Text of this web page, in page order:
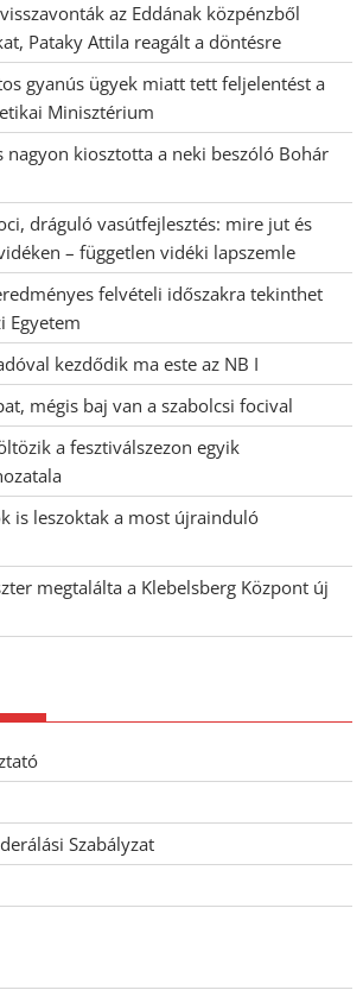
az Eddának közpénzből
Pataky Attila reagált a döntésre
gyanús ügyek miatt tett feljelentést a
Minisztérium
nagyon kiosztotta a neki beszóló Bohár
dráguló vasútfejlesztés: mire jut és
– független vidéki lapszemle
felvételi időszakra tekinthet
Egyetem
kezdődik ma este az NB I
mégis baj van a szabolcsi focival
a fesztiválszezon egyik
is leszoktak a most újrainduló
megtalálta a Klebelsberg Központ új
Szabályzat